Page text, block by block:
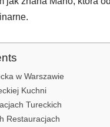
w Warszawie
Kuchni
Tureckich
Restauracjach